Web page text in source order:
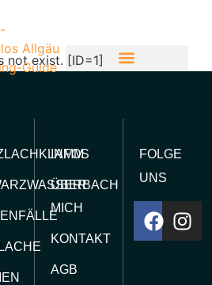
not exist. [ID=1]
INFOS
ÜBER
MICH
KONTAKT
AGB
FOLGE
UNS